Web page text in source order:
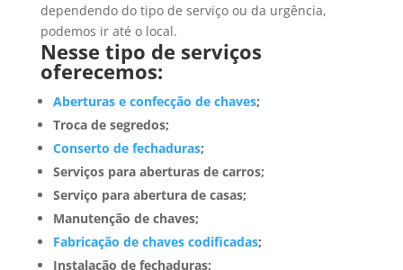
dependendo do tipo de serviço ou da urgência,
podemos ir até o local.
Nesse tipo de serviços
oferecemos:
Aberturas e confecção de chaves;
Troca de segredos;
Conserto de fechaduras;
Serviços para aberturas de carros;
Serviço para abertura de casas;
Manutenção de chaves;
Fabricação de chaves codificadas;
Instalação de fechaduras;